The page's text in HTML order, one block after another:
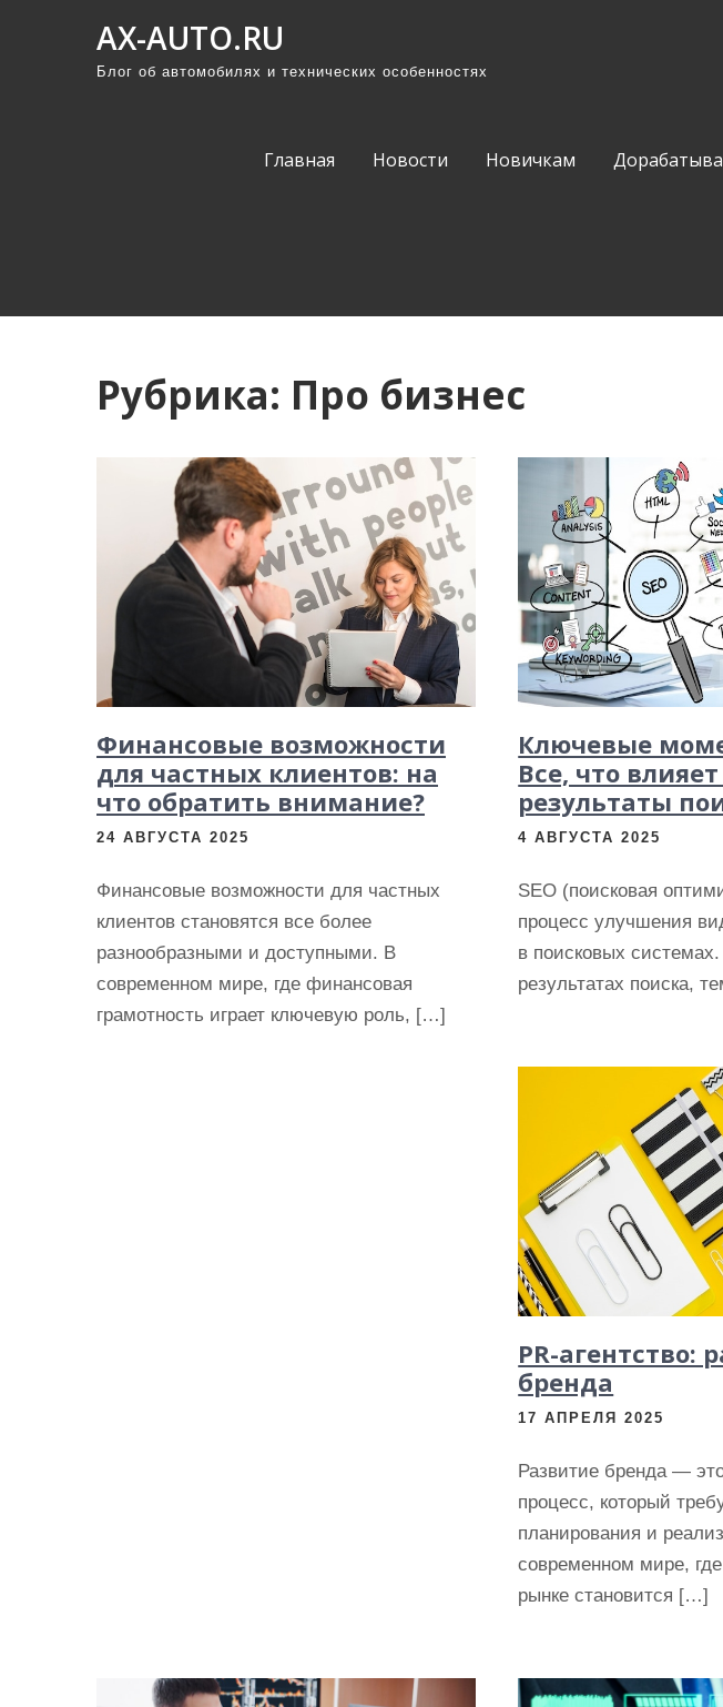
AX-AUTO.RU
Блог об автомобилях и технических особенностях
Главная Новости Новичкам
Рубрика: Про бизнес
Финансовые возможности
для частных клиентов: на
что обратить внимание?
24 АВГУСТА 2025
Финансовые возможности для частных
клиентов становятся все более
разнообразными и доступными. В
современном мире, где финансовая
грамотность играет ключевую роль, […]
Ключевые
Все, что
результаты
4 АВГУСТА 2025
SEO (поисковая
процесс улучшения
в поисковых
результатах поиска,
PR-агентство:
бренда
17 АПРЕЛЯ 2025
Развитие бренда —
процесс, который
планирования и
современном мире,
рынке становится […]